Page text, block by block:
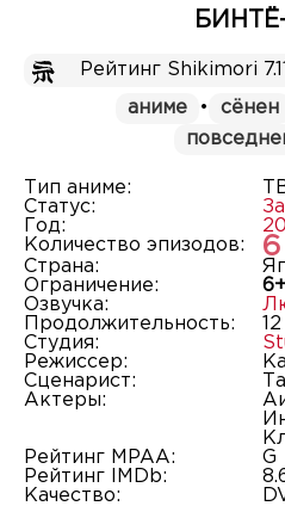
Рейтинг Shikimori 7.11
аниме • сёнен
Тип аниме:
Статус:
Год:
Количество эпизодов:
6
Страна:
Ограничение:
6+
Озвучка:
Продолжительность:
Студия:
Режиссер:
Сценарист:
Актеры:
Рейтинг MPAA:
G
Рейтинг IMDb:
Качество: